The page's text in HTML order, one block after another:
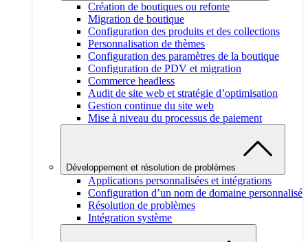
Création de boutiques ou refonte
Migration de boutique
Configuration des produits et des collections
Personnalisation de thèmes
Configuration des paramètres de la boutique
Configuration de PDV et migration
Commerce headless
Audit de site web et stratégie d’optimisation
Gestion continue du site web
Mise à niveau du processus de paiement
Développement et résolution de problèmes
Applications personnalisées et intégrations
Configuration d’un nom de domaine personnalisé
Résolution de problèmes
Intégration système